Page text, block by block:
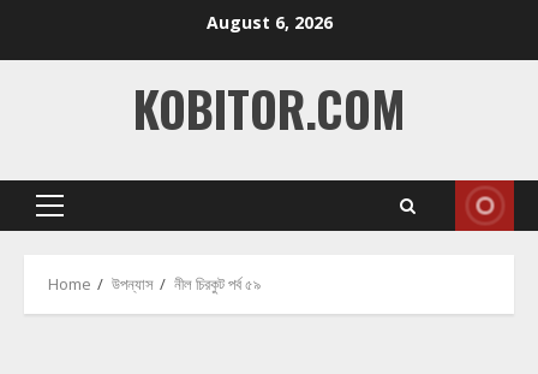
August 6, 2026
KOBITOR.COM
Primary
Home উপন্যাস নীল চিরকুট পর্ব ৫৯